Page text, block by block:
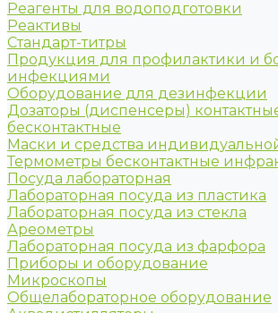
Реагенты для водоподготовки
Реактивы
Стандарт-титры
Продукция для профилактики и
инфекциями
Оборудование для дезинфекции
Дозаторы (диспенсеры)
бесконтактные
Маски и средства
Термометры бесконтактные
Посуда лабораторная
Лабораторная посуда из пластика
Лабораторная посуда из стекла
Ареометры
Лабораторная посуда из фарфора
Приборы и оборудование
Микроскопы
Общелабораторное оборудование